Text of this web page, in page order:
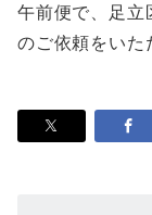
午前便で、足立
のご依頼をいた